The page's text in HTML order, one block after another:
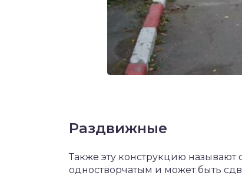
Раздвижные
Также эту конструкцию называют
одностворчатым и может быть